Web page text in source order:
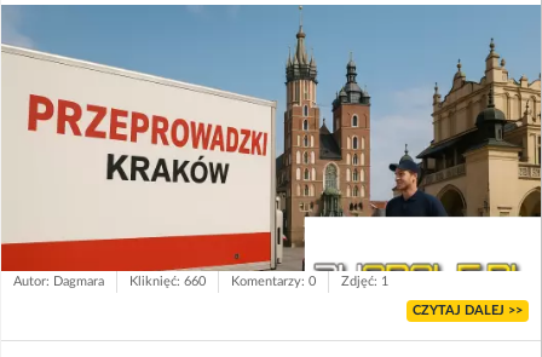
Autor: Dagmara Kliknięć: 660 Komentarzy: 0 Zdjęć: 1
CZYTAJ DALEJ >>